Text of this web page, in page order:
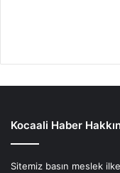
Kocaali Haber
Sitemiz basın meslek